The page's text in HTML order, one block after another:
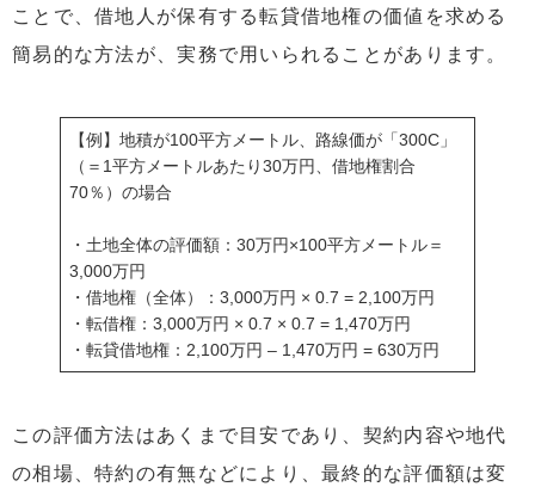
ことで、借地人が保有する転貸借地権の価値を求める
簡易的な方法が、実務で用いられることがあります。
【例】地積が100平方メートル、路線価が「300C」
（＝1平方メートルあたり30万円、借地権割合
70％）の場合
・土地全体の評価額：30万円×100平方メートル＝
3,000万円
・借地権（全体）：3,000万円 × 0.7 = 2,100万円
・転借権：3,000万円 × 0.7 × 0.7 = 1,470万円
・転貸借地権：2,100万円 – 1,470万円 = 630万円
この評価方法はあくまで目安であり、契約内容や地代
の相場、特約の有無などにより、最終的な評価額は変